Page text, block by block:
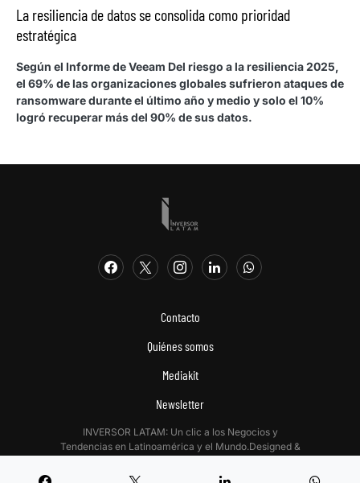
La resiliencia de datos se consolida como prioridad
estratégica
Según el Informe de Veeam Del riesgo a la resiliencia 2025,
el 69% de las organizaciones globales sufrieron ataques de
ransomware durante el último año y medio y solo el 10%
logró recuperar más del 90% de sus datos.
Contacto
Quiénes somos
Mediakit
Newsletter
INVERSOR LATAM: Un clic a los Negocios y
Tendencias en Latinoamérica y el Mundo.Designed &